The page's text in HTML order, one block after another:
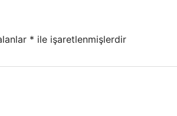
* ile işaretlenmişlerdir